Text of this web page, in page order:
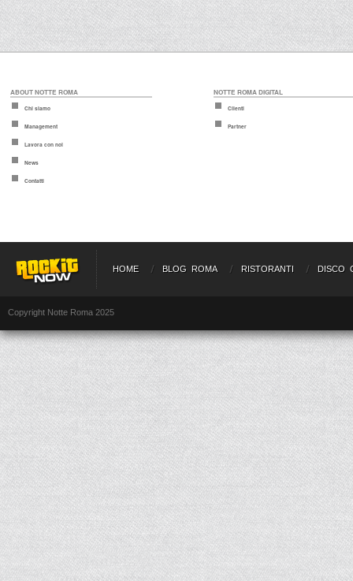
ABOUT NOTTE ROMA
Chi siamo
Management
Lavora con noi
News
Contatti
NOTTE ROMA DIGITAL
Clienti
Partner
HOME BLOG ROMA RISTORANTI DISCO
Copyright Notte Roma 2025